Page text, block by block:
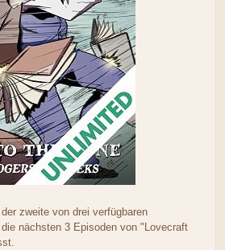
zweite von drei verfügbaren
nächsten 3 Episoden von "Lovecraft